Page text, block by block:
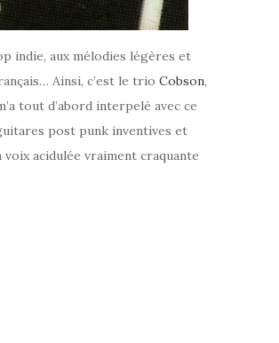
indie, aux mélodies légères et
Ainsi, c’est le trio Cobson,
tout d’abord interpelé avec ce
post punk inventives et
acidulée vraiment craquante